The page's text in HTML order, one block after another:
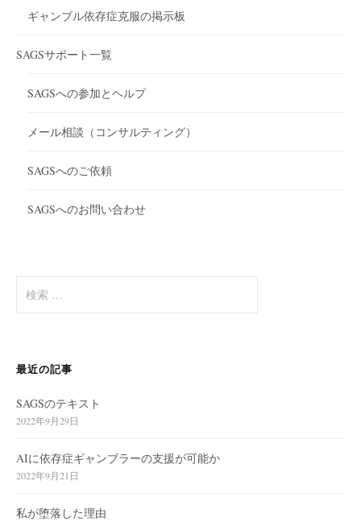
ギャンブル依存症克服の掲示板
SAGSサポート一覧
SAGSへの参加とヘルプ
メール相談（コンサルティング）
SAGSへのご依頼
SAGSへのお問い合わせ
索
最近の記事
SAGSのテキスト
2022年9月29日
AIに依存症ギャンブラーの支援が可能か
2022年9月21日
私が堕落した理由